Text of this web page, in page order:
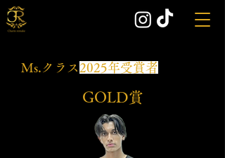
​Ms.クラス 2025年受賞者
​GOLD賞